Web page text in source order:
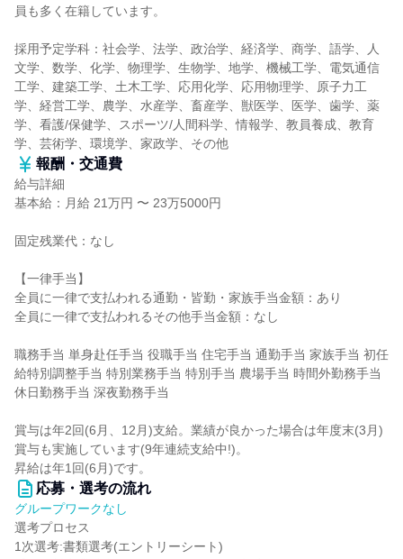
員も多く在籍しています。
採用予定学科：社会学、法学、政治学、経済学、商学、語学、人
文学、数学、化学、物理学、生物学、地学、機械工学、電気通信
工学、建築工学、土木工学、応用化学、応用物理学、原子力工
学、経営工学、農学、水産学、畜産学、獣医学、医学、歯学、薬
学、看護/保健学、スポーツ/人間科学、情報学、教員養成、教育
学、芸術学、環境学、家政学、その他
報酬・交通費
給与詳細
基本給：月給 21万円 〜 23万5000円
固定残業代：なし
【一律手当】
全員に一律で支払われる通勤・皆勤・家族手当金額：あり
全員に一律で支払われるその他手当金額：なし
職務手当 単身赴任手当 役職手当 住宅手当 通勤手当 家族手当 初任
給特別調整手当 特別業務手当 特別手当 農場手当 時間外勤務手当
休日勤務手当 深夜勤務手当
賞与は年2回(6月、12月)支給。業績が良かった場合は年度末(3月)
賞与も実施しています(9年連続支給中!)。
昇給は年1回(6月)です。
応募・選考の流れ
グループワークなし
選考プロセス
1次選考:書類選考(エントリーシート)